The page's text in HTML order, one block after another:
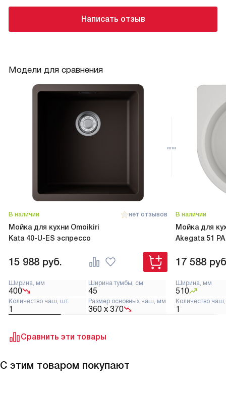
Написать отзыв
Модели для сравнения
Сравнить эти товары
В наличии нет отзывов
Мойка для кухни Omoikiri
Kata 40-U-ES эспрессо
15 988 руб.
Ширина, мм
400
Ширина тумбы, см
45
Количество чаш, шт.
1
Размер основных чаш, мм
360 х 370
В наличии
Мойка для
Akegata 51
17 588
Ширина, мм
510
Количество
1
С этим товаром покупают